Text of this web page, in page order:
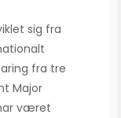
sig fra
fra tre
Major
været